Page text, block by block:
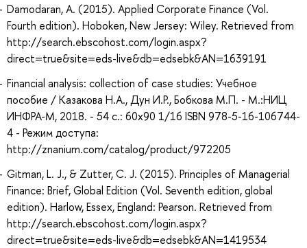
Damodaran, A. (2015). Applied Corporate Finance (Vol.
Fourth edition). Hoboken, New Jersey: Wiley. Retrieved from
http://search.ebscohost.com/login.aspx?
direct=true&site=eds-live&db=edsebk&AN=1639191
Financial analysis: collection of case studies: Учебное
пособие / Казакова Н.А., Дун И.Р., Бобкова М.П. - М.:НИЦ
ИНФРА-М, 2018. - 54 с.: 60x90 1/16 ISBN 978-5-16-106744-
4 - Режим доступа:
http://znanium.com/catalog/product/972205
Gitman, L. J., & Zutter, C. J. (2015). Principles of Managerial
Finance: Brief, Global Edition (Vol. Seventh edition, global
edition). Harlow, Essex, England: Pearson. Retrieved from
http://search.ebscohost.com/login.aspx?
direct=true&site=eds-live&db=edsebk&AN=1419534